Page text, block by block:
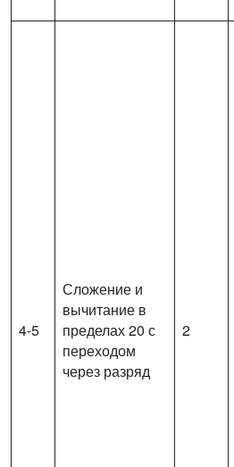
4-5
Сложение и
вычитание в
пределах 20 с
переходом
через разряд
2